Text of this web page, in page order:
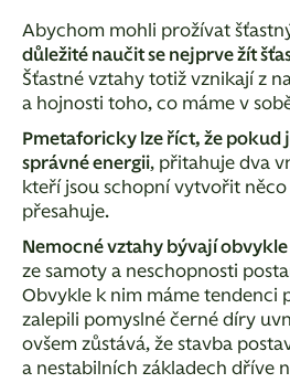
Abychom mohli prožívat
důležité naučit se nejprve žít
Šťastné vztahy totiž vznikají z
a hojnosti toho, co máme v
Pmetaforicky lze říct, že pokud
správné energii, přitahuje dva
kteří jsou schopní vytvořit něco
přesahuje.
Nemocné vztahy bývají
ze samoty a neschopnosti
Obvykle k nim máme tendenci
zalepili pomyslné černé díry
ovšem zůstává, že stavba
a nestabilních základech dříve